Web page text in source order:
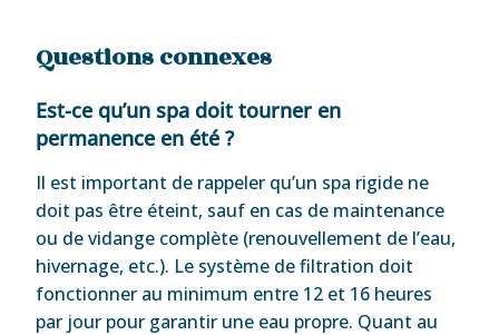
Questions connexes
Est-ce qu’un spa doit tourner en
permanence en été ?
Il est important de rappeler qu’un spa rigide ne
doit pas être éteint, sauf en cas de maintenance
ou de vidange complète (renouvellement de l’eau,
hivernage, etc.). Le système de filtration doit
fonctionner au minimum entre 12 et 16 heures
par jour pour garantir une eau propre. Quant au